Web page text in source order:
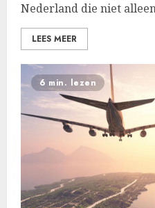
Nederland die niet
LEES MEER
6 min. lezen